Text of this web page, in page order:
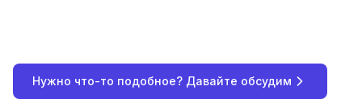
Нужно что-то подобное? Давайте обсудим